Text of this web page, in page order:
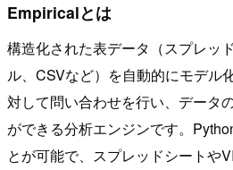
Empiricalとは
構造化された表データ（スプレッ
ル、CSVなど）を自動的にモデル
対して問い合わせを行い、データ
ができる分析エンジンです。
とが可能で、スプレッドシートや